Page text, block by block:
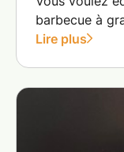
barbecue à
Lire plus